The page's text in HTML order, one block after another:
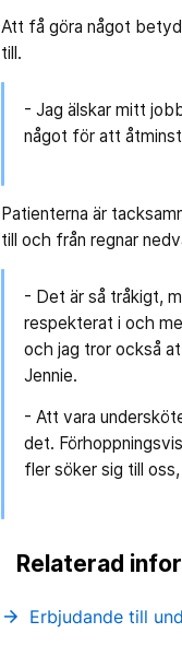
Att få göra något
till.
- Jag älskar mitt
något för att
Patienterna är
till och från regnar
- Det är så tråkigt,
respekterat i och
och jag tror också
Jennie.
- Att vara
det.
fler söker sig till
Relaterad
arrow_forward Erbjudande till